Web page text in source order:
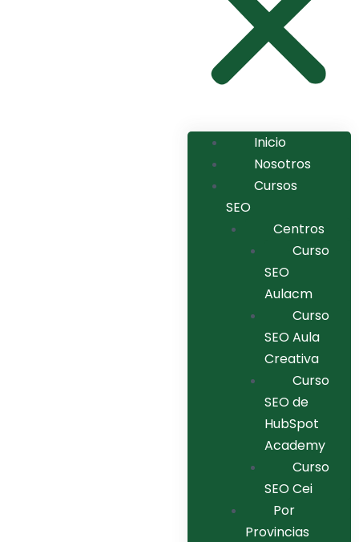
Inicio
Nosotros
Cursos
SEO
Centros
Curso
SEO
Aulacm
Curso
SEO Aula
Creativa
Curso
SEO de
HubSpot
Academy
Curso
SEO Cei
Por
Provincias